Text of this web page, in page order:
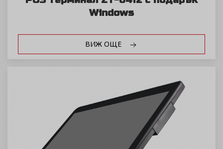
Windows
ВИЖ ОЩЕ